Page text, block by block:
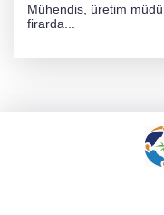
Mühendis, üretim
firarda...